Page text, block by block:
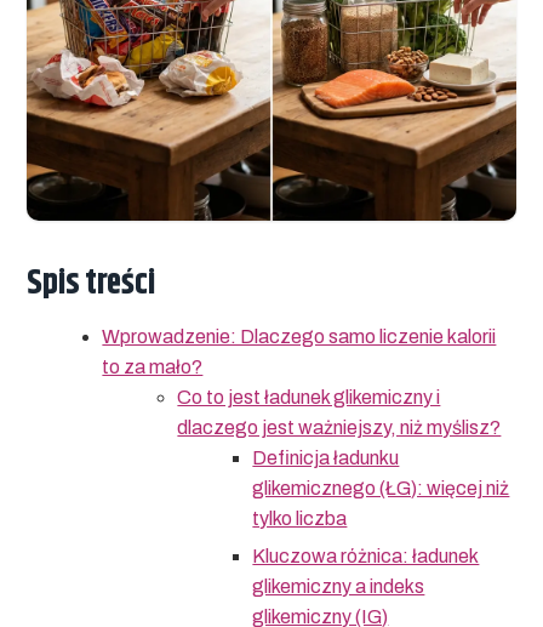
Spis treści
Wprowadzenie: Dlaczego samo liczenie kalorii
to za mało?
Co to jest ładunek glikemiczny i
dlaczego jest ważniejszy, niż myślisz?
Definicja ładunku
glikemicznego (ŁG): więcej niż
tylko liczba
Kluczowa różnica: ładunek
glikemiczny a indeks
glikemiczny (IG)